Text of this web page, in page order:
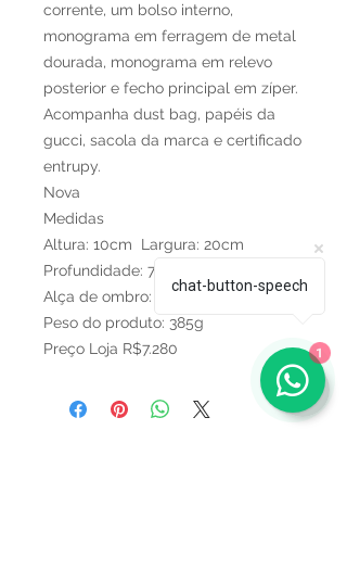
corrente, um bolso interno,
monograma em ferragem de metal
dourada, monograma em relevo
posterior e fecho principal em zíper.
Acompanha dust bag, papéis da
gucci, sacola da marca e certificado
entrupy.
Nova
Medidas
Altura: 10cm Largura: 20cm
Profundidade: 7cm
Alça de ombro: 56cm
Peso do produto: 385g
Preço Loja R$7.280
chat-button-speech
1